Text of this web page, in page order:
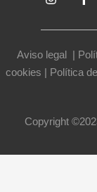
Aviso legal |
cookies | Política
Copyright